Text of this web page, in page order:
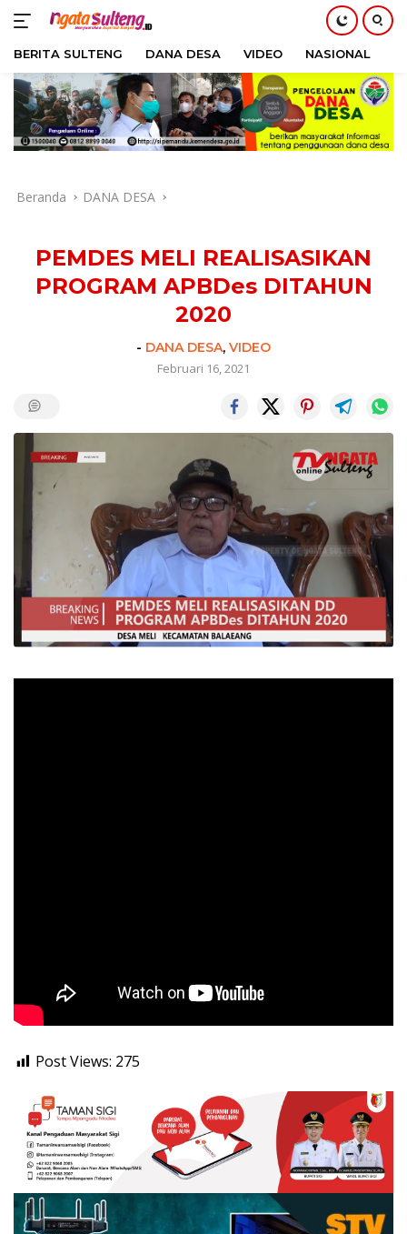
Langsung
konten
BERITA SULTENG DANA DESA VIDEO NASIONAL
Beranda DANA DESA
PEMDES MELI REALISASIKAN
PROGRAM APBDes DITAHUN
2020
- DANA DESA, VIDEO
Februari 16, 2021
Post Views: 275